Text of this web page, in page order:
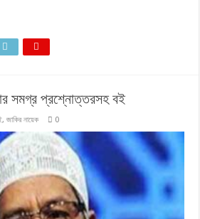
সমগ্র প্রশ্নোত্তরসহ বই
,জাকির নায়েক 0